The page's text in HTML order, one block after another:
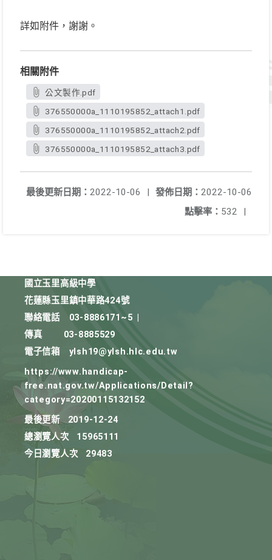
詳如附件，謝謝。
相關附件
公文製作.pdf
376550000a_1110195852_attach1.pdf
376550000a_1110195852_attach2.pdf
376550000a_1110195852_attach3.pdf
發佈日期： 2022-10-06
最後更新日期： 2022-10-06
|
點擊率： 532 |
國立玉里高級中學
花蓮縣玉里鎮中華路424號
聯絡電話
03-8886171~5
傳真
03-8885529
電子信箱
ylsh19@ylsh.hlc.edu.tw
https://www.handicap-
free.nat.gov.tw/Applications/Detail?
category=20200115132152
最後更新
2019-12-24
總瀏覽人次
15965111
今日瀏覽人次
29483